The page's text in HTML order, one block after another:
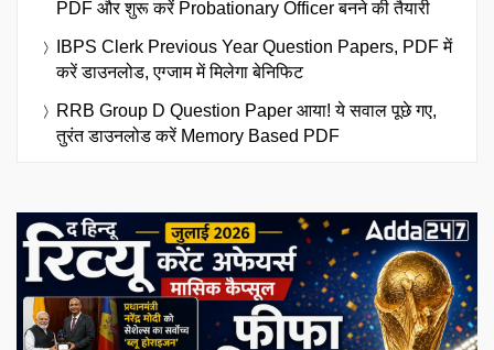
PDF और शुरू करें Probationary Officer बनने की तैयारी
IBPS Clerk Previous Year Question Papers, PDF में
करें डाउनलोड, एग्जाम में मिलेगा बेनिफिट
RRB Group D Question Paper आया! ये सवाल पूछे गए,
तुरंत डाउनलोड करें Memory Based PDF